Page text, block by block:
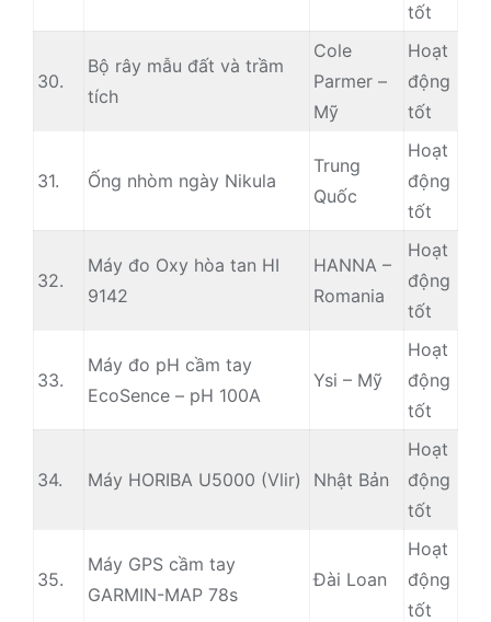
tốt
30.
Bộ rây mẫu đất và trầm
tích
Cole
Parmer –
Mỹ
Hoạt
động
tốt
31. Ống nhòm ngày Nikula
Trung
Quốc
Hoạt
động
tốt
32.
Máy đo Oxy hòa tan HI
9142
HANNA –
Romania
Hoạt
động
tốt
33.
Máy đo pH cầm tay
EcoSence – pH 100A
Ysi – Mỹ
Hoạt
động
tốt
34. Máy HORIBA U5000 (Vlir) Nhật Bản
Hoạt
động
tốt
35.
Máy GPS cầm tay
GARMIN-MAP 78s
Đài Loan
Hoạt
động
tốt